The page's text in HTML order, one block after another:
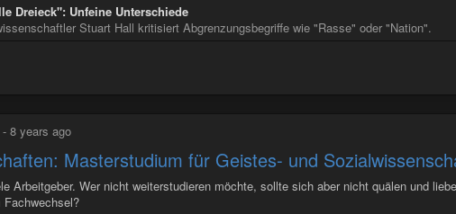
Dreieck": Unfeine Unterschiede
Stuart Hall kritisiert Abgrenzungsbegriffe wie "Rasse" oder "Nation".
- 8 years ago
Masterstudium für Geistes- und
Arbeitgeber. Wer nicht weiterstudieren möchte, sollte sich aber nicht quälen und
Fachwechsel?